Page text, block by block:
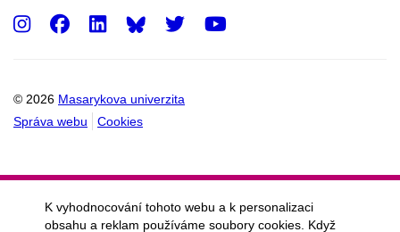
© 2026 Masarykova univerzita
Správa webu
Cookies
Instagram
Facebook
LinkedInTwitter
K vyhodnocování tohoto webu a k personalizaci
obsahu a reklam používáme soubory cookies. Když